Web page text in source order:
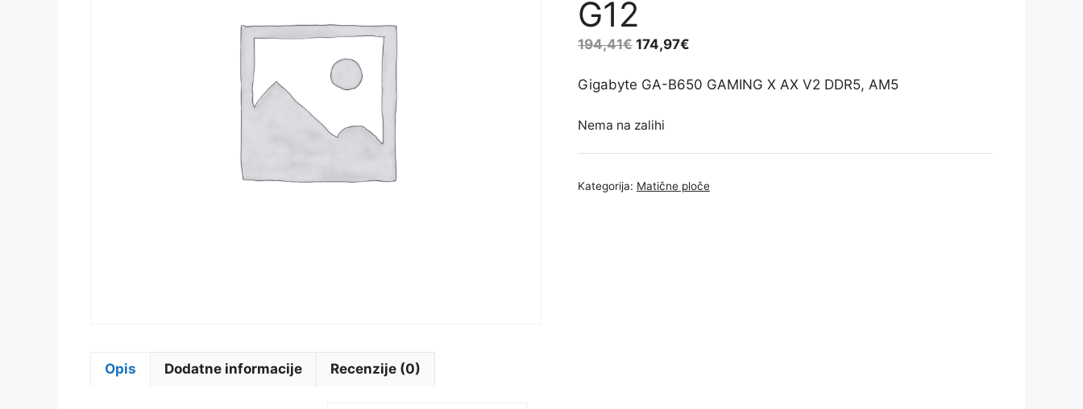
G12
194,41€ 174,97€
Gigabyte GA-B650 GAMING X AX V2 DDR5, AM5
Nema na zalihi
Kategorija: Matične ploče
Opis Dodatne informacije Recenzije (0)